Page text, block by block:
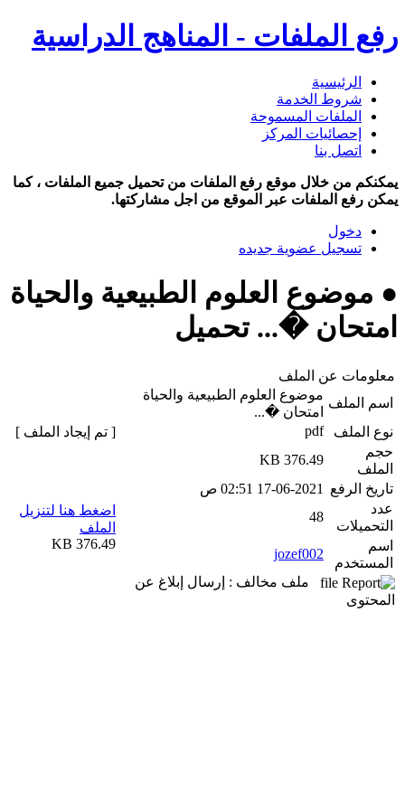
رفع الملفات - المناهج الدراسية
الرئيسية
شروط الخدمة
الملفات المسموحة
إحصائيات المركز
اتصل بنا
يمكنكم من خلال موقع رفع الملفات من تحميل جميع الملفات ، كما
يمكن رفع الملفات عبر الموقع من اجل مشاركتها.
دخول
تسجيل عضوية جديده
● موضوع العلوم الطبيعية والحياة
امتحان �... تحميل
معلومات عن الملف
اسم الملف
موضوع العلوم الطبيعية والحياة
امتحان �...
نوع الملف
pdf
حجم
الملف
376.49 KB
تاريخ الرفع
17-06-2021 02:51 ص
عدد
التحميلات
48
اسم
المستخدم
jozef002
ملف مخالف : إرسال إبلاغ عن
المحتوى
[ تم إيجاد الملف ]
اضغط هنا لتنزيل
الملف
376.49 KB